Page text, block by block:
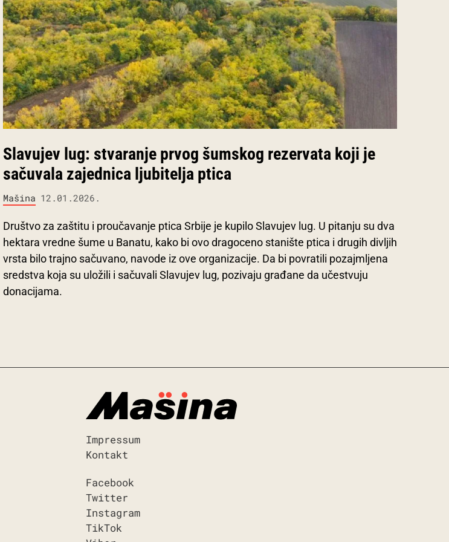
Slavujev lug: stvaranje prvog šumskog rezervata koji je
sačuvala zajednica ljubitelja ptica
Mašina 12.01.2026.
Društvo za zaštitu i proučavanje ptica Srbije je kupilo Slavujev lug. U pitanju su dva
hektara vredne šume u Banatu, kako bi ovo dragoceno stanište ptica i drugih divljih
vrsta bilo trajno sačuvano, navode iz ove organizacije. Da bi povratili pozajmljena
sredstva koja su uložili i sačuvali Slavujev lug, pozivaju građane da učestvuju
donacijama.
Impressum
Kontakt
Facebook
Twitter
Instagram
TikTok